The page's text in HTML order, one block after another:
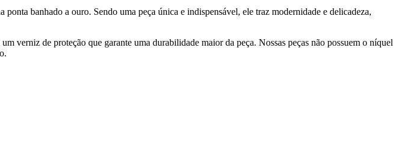
banhado a ouro. Sendo uma peça única e indispensável, ele traz modernidade e delicadeza,
verniz de proteção que garante uma durabilidade maior da peça. Nossas peças não possuem o níquel